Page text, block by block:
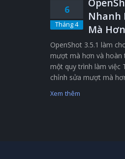
6
Tháng 4
Nhanh
Mà
OpenShot 3.5.1 làm
mượt mà hơn và hoàn
một quy trình làm việc
chỉnh sửa mượt mà
Xem thêm